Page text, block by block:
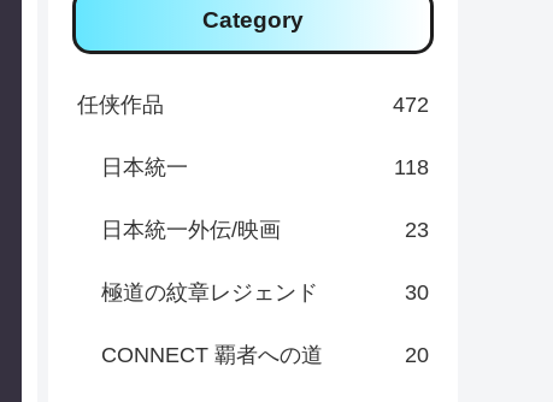
Category
任侠作品 472
日本統一 118
日本統一外伝/映画 23
極道の紋章レジェンド 30
CONNECT 覇者への道 20